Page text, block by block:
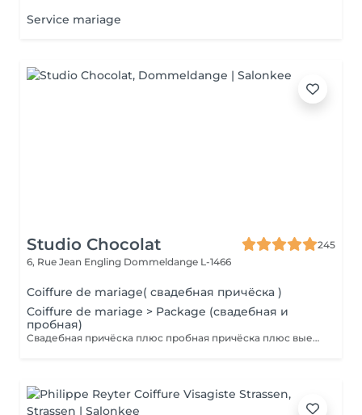
Service mariage
Studio Chocolat
245
6, Rue Jean Engling Dommeldange L-1466
Coiffure de mariage( свадебная причёска )
Coiffure de mariage > Package (свадебная и
пробная)
Свадебная причёска плюс пробная причёска плюс выезд на дом. Паркинг оплачивается отдельно.